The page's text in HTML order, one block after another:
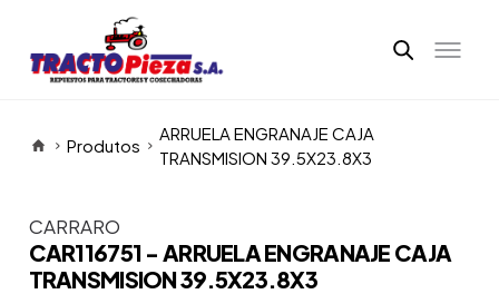
Produtos
ARRUELA ENGRANAJE CAJA
TRANSMISION 39.5X23.8X3
Itens da Galeria
CARRARO
CAR116751 - ARRUELA ENGRANAJE CAJA
TRANSMISION 39.5X23.8X3